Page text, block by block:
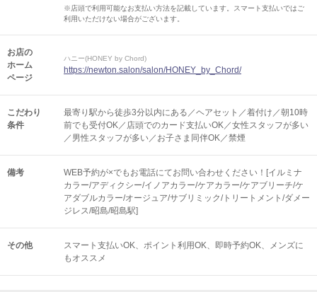
※店頭で利用可能なお支払い方法を記載しています。スマート支払いではご
利用いただけない場合がございます。
お店の
ホーム
ページ
ハニー(HONEY by Chord)
https://newton.salon/salon/HONEY_by_Chord/
こだわり
条件
最寄り駅から徒歩3分以内にある／ヘアセット／着付け／朝10時
前でも受付OK／店頭でのカード支払いOK／女性スタッフが多い
／男性スタッフが多い／お子さま同伴OK／禁煙
備考
WEB予約が×でもお電話にてお問い合わせください！[イルミナ
カラー/アディクシー/イノアカラー/ケアカラー/ケアブリーチ/ケ
アダブルカラー/オージュア/サブリミック/トリートメント/ダメー
ジレス/昭島/昭島駅]
その他 スマート支払いOK ポイント利用OK 即時予約OK
メンズに
もオススメ